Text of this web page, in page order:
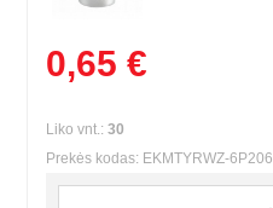
0,65 €
Liko vnt.:30
Prekės kodas: EKMTYRWZ-6P206